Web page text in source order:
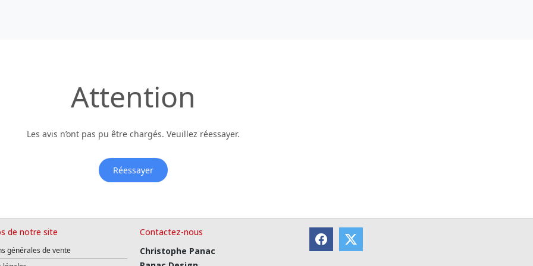
Attention
Les avis n’ont pas pu être chargés. Veuillez réessayer.
Réessayer
de notre site
générales de vente
Contactez-nous
Christophe Panac